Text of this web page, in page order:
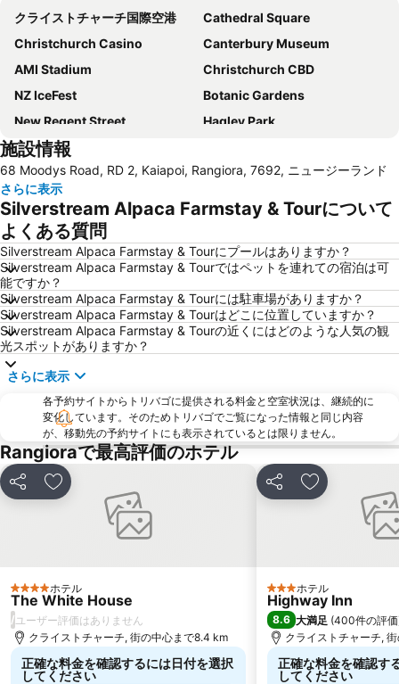
クライストチャーチ国際空港
Cathedral Square
Christchurch Casino
Canterbury Museum
AMI Stadium
Christchurch CBD
NZ IceFest
Botanic Gardens
New Regent Street
Hagley Park
Hornby Christchurch
施設情報
68 Moodys Road, RD 2, Kaiapoi, Rangiora, 7692, ニュージーランド
さらに表示
Silverstream Alpaca Farmstay & Tourについて
よくある質問
Silverstream Alpaca Farmstay & Tourにプールはありますか？
Silverstream Alpaca Farmstay & Tourではペットを連れての宿泊は可
能ですか？
Silverstream Alpaca Farmstay & Tourには駐車場がありますか？
Silverstream Alpaca Farmstay & Tourはどこに位置していますか？
Silverstream Alpaca Farmstay & Tourの近くにはどのような人気の観
光スポットがありますか？
さらに表示
各予約サイトからトリバゴに提供される料金と空室状況は、継続的に
変化しています。そのためトリバゴでご覧になった情報と同じ内容
が、移動先の予約サイトにも表示されているとは限りません。
Rangioraで最高評価のホテル
シェア お気に入りに追加
4 ホテルのランク
ホテル
The White House
/ ユーザー評価はありません
クライストチャーチ, 街の中心まで8.4 km
正確な料金を確認するには日付を選択
してください
シェア お気に入りに
3 ホテルのランク
ホテル
Highway Inn
8.6 大満足 (400件の評価
クライストチャーチ,
正確な料金を確認す
してください